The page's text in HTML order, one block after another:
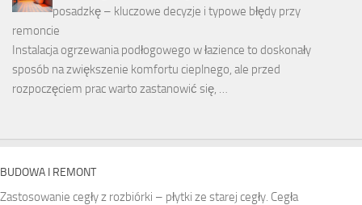
posadzkę – kluczowe decyzje i typowe błędy przy
remoncie
Instalacja ogrzewania podłogowego w łazience to doskonały
sposób na zwiększenie komfortu cieplnego, ale przed
rozpoczęciem prac warto zastanowić się, …
BUDOWA I REMONT
Zastosowanie cegły z rozbiórki – płytki ze starej cegły. Cegła